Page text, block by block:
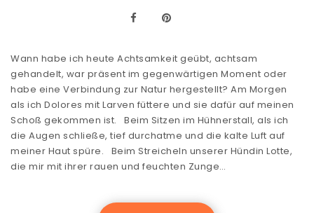
Wann habe ich heute Achtsamkeit geübt, achtsam
gehandelt, war präsent im gegenwärtigen Moment oder
habe eine Verbindung zur Natur hergestellt? Am Morgen
als ich Dolores mit Larven füttere und sie dafür auf meinen
Schoß gekommen ist. Beim Sitzen im Hühnerstall, als ich
die Augen schließe, tief durchatme und die kalte Luft auf
meiner Haut spüre. Beim Streicheln unserer Hündin Lotte,
die mir mit ihrer rauen und feuchten Zunge…